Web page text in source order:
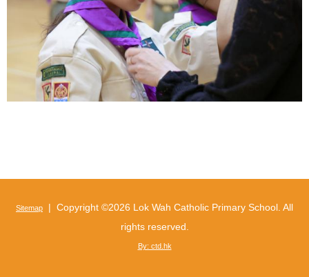
Sitemap | Copyright ©2026 Lok Wah Catholic Primary School. All
rights reserved.
By: ctd.hk